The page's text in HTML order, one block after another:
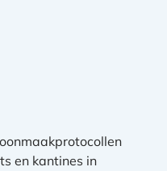
en kantines in